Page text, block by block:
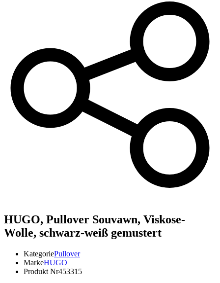
HUGO, Pullover Souvawn, Viskose-
Wolle, schwarz-weiß gemustert
KategoriePullover
MarkeHUGO
Produkt Nr453315